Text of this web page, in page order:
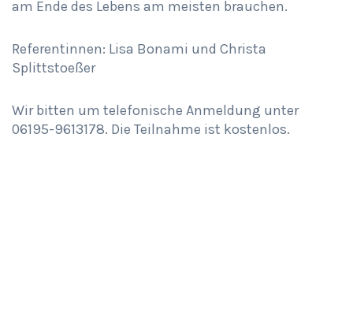
am Ende des Lebens am meisten brauchen.
Referentinnen: Lisa Bonami und Christa
Splittstoeßer
Wir bitten um telefonische Anmeldung unter
06195-9613178. Die Teilnahme ist kostenlos.